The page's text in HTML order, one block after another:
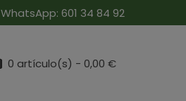
WhatsApp: 601 34 84 92
0 artículo(s) - 0,00 €